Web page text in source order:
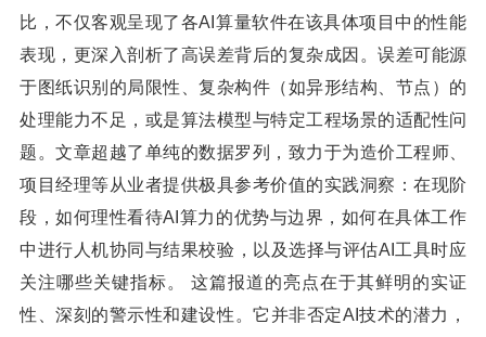
比，不仅客观呈现了各AI算量软件在该具体项目中的性能
表现，更深入剖析了高误差背后的复杂成因。误差可能源
于图纸识别的局限性、复杂构件（如异形结构、节点）的
处理能力不足，或是算法模型与特定工程场景的适配性问
题。文章超越了单纯的数据罗列，致力于为造价工程师、
项目经理等从业者提供极具参考价值的实践洞察：在现阶
段，如何理性看待AI算力的优势与边界，如何在具体工作
中进行人机协同与结果校验，以及选择与评估AI工具时应
关注哪些关键指标。 这篇报道的亮点在于其鲜明的实证
性、深刻的警示性和建设性。它并非否定AI技术的潜力，